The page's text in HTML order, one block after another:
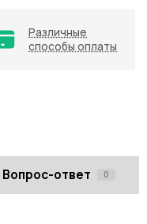
Различные
способы оплаты
Вопрос-ответ 0